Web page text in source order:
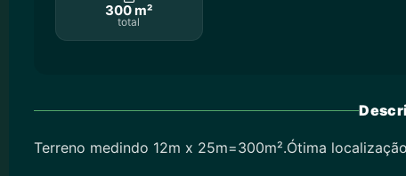
300 m²
total
Terreno medindo 12m x 25m=300m².Ótima